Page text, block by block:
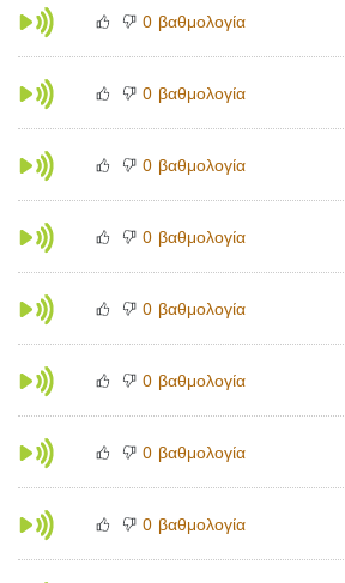
0 βαθμολογία
0 βαθμολογία
0 βαθμολογία
0 βαθμολογία
0 βαθμολογία
0 βαθμολογία
0 βαθμολογία
0 βαθμολογία